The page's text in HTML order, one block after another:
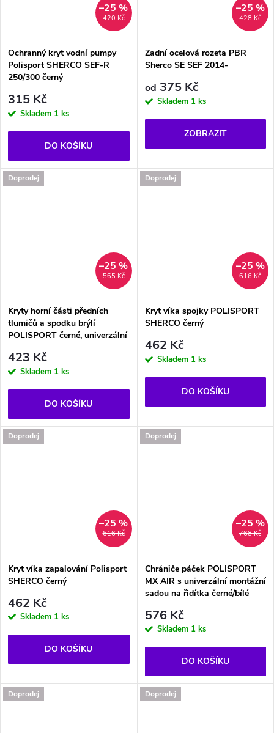
420 Kč
–25 %
Ochranný kryt vodní pumpy
Polisport SHERCO SEF-R
250/300 černý
315 Kč
Skladem 1 ks
DO KOŠÍKU
428 Kč
–25 %
Zadní ocelová rozeta PBR
Sherco SE SEF 2014-
od 375 Kč
Skladem 1 ks
ZOBRAZIT
Doprodej
565 Kč
–25 %
Kryty horní části předních
tlumičů a spodku brýlí
POLISPORT černé, univerzální
423 Kč
Skladem 1 ks
DO KOŠÍKU
Doprodej
616 Kč
–25 %
Kryt víka spojky POLISPORT
SHERCO černý
462 Kč
Skladem 1 ks
DO KOŠÍKU
Doprodej
616 Kč
–25 %
Kryt víka zapalování Polisport
SHERCO černý
462 Kč
Skladem 1 ks
DO KOŠÍKU
Doprodej
768 Kč
–25 %
Chrániče páček POLISPORT
MX AIR s univerzální montážní
sadou na řidítka černé/bílé
576 Kč
Skladem 1 ks
DO KOŠÍKU
Doprodej Doprodej